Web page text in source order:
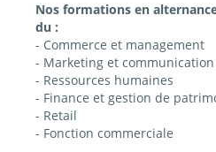
Nos formations en
du :
- Commerce et management
- Marketing et communication
- Ressources humaines
- Finance et gestion de
- Retail
- Fonction commerciale